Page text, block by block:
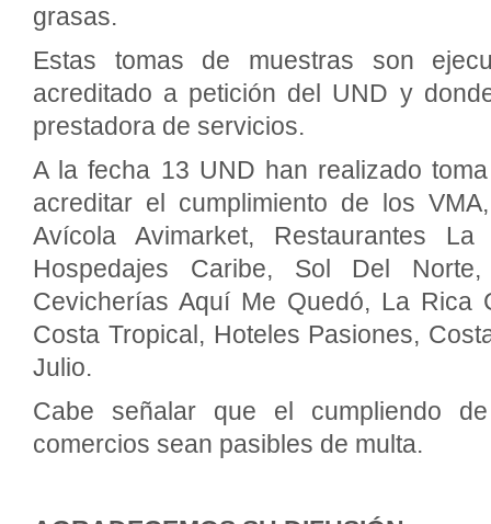
grasas.
Estas tomas de muestras son
acreditado a petición del UND y
prestadora de servicios.
A la fecha 13 UND han realizado
acreditar el cumplimiento de los
Avícola Avimarket, Restaurantes
Hospedajes Caribe, Sol Del
Cevicherías Aquí Me Quedó, La Rica
Costa Tropical, Hoteles Pasiones,
Julio.
Cabe señalar que el cumpliendo
comercios sean pasibles de multa.